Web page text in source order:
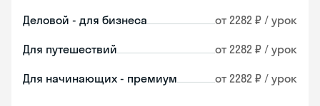
Деловой - для бизнеса от 2282 ₽ / урок
Для путешествий от 2282 ₽ / урок
Для начинающих - премиум от 2282 ₽ / урок